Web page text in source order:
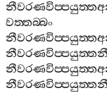
වත‍්තබ‍්බං